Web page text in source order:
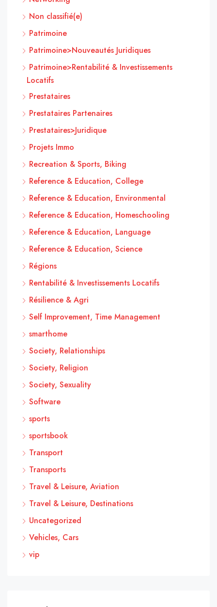
Non classifié(e)
Patrimoine
Patrimoine>Nouveautés Juridiques
Patrimoine>Rentabilité & Investissements
Locatifs
Prestataires
Prestataires Partenaires
Prestataires>Juridique
Projets Immo
Recreation & Sports, Biking
Reference & Education, College
Reference & Education, Environmental
Reference & Education, Homeschooling
Reference & Education, Language
Reference & Education, Science
Régions
Rentabilité & Investissements Locatifs
Résilience & Agri
Self Improvement, Time Management
smarthome
Society, Relationships
Society, Religion
Society, Sexuality
Software
sports
sportsbook
Transport
Transports
Travel & Leisure, Aviation
Travel & Leisure, Destinations
Uncategorized
Vehicles, Cars
vip